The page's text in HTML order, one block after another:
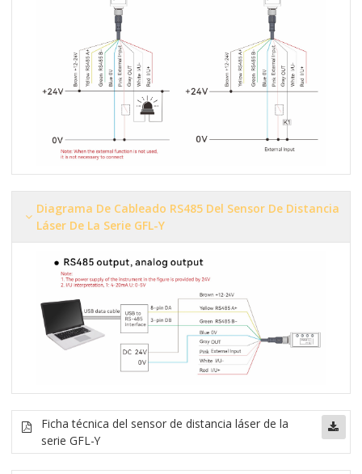
Diagrama De Cableado RS485 Del Sensor De Distancia
Láser De La Serie GFL-Y
Ficha técnica del sensor de distancia láser de la
serie GFL-Y